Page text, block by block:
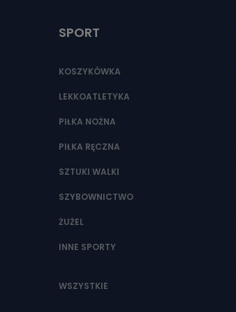
SPORT
KOSZYKÓWKA
LEKKOATLETYKA
PIŁKA NOŻNA
PIŁKA RĘCZNA
SZTUKI WALKI
SZYBOWNICTWO
ŻUŻEL
INNE SPORTY
WSZYSTKIE